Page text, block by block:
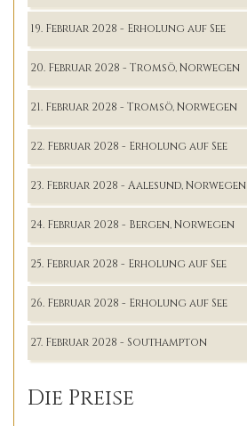
19. Februar 2028 - Erholung auf See
20. Februar 2028 - Tromsö, Norwegen
21. Februar 2028 - Tromsö, Norwegen
22. Februar 2028 - Erholung auf See
23. Februar 2028 - Aalesund, Norwegen
24. Februar 2028 - Bergen, Norwegen
25. Februar 2028 - Erholung auf See
26. Februar 2028 - Erholung auf See
27. Februar 2028 - Southampton
Die Preise